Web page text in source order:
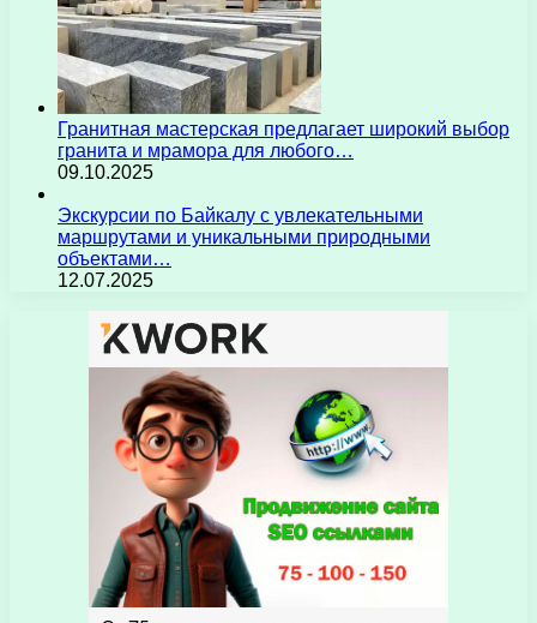
Гранитная мастерская предлагает широкий выбор
гранита и мрамора для любого…
09.10.2025
Экскурсии по Байкалу с увлекательными
маршрутами и уникальными природными
объектами…
12.07.2025